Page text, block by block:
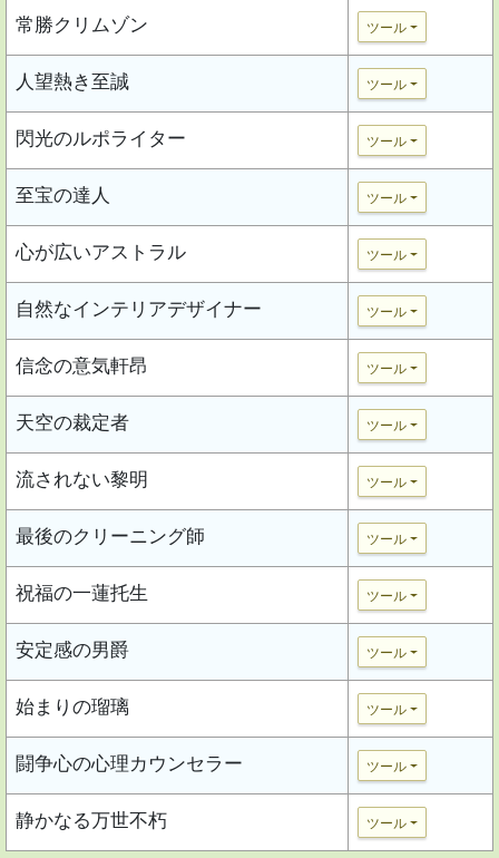
常勝クリムゾン ツール
人望熱き至誠 ツール
閃光のルポライター ツール
至宝の達人 ツール
心が広いアストラル ツール
自然なインテリアデザイナー ツール
信念の意気軒昂 ツール
天空の裁定者 ツール
流されない黎明 ツール
最後のクリーニング師 ツール
祝福の一蓮托生 ツール
安定感の男爵 ツール
始まりの瑠璃 ツール
闘争心の心理カウンセラー ツール
静かなる万世不朽 ツール